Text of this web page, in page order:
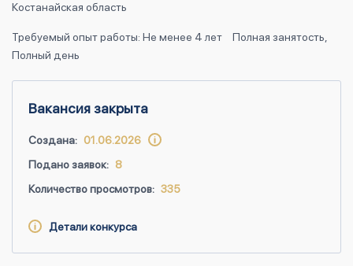
Костанайская область
Требуемый опыт работы: Не менее 4 лет
Полная занятость,
Полный день
Вакансия закрыта
Создана: 01.06.2026
Подано заявок: 8
Количество просмотров: 335
Детали конкурса